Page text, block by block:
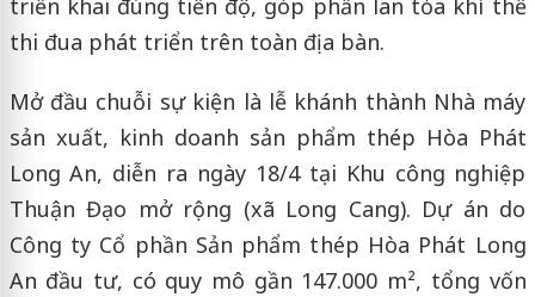
triển khai đúng tiến độ, góp phần lan tỏa khí thế
thi đua phát triển trên toàn địa bàn.
Mở đầu chuỗi sự kiện là lễ khánh thành Nhà máy
sản xuất, kinh doanh sản phẩm thép Hòa Phát
Long An, diễn ra ngày 18/4 tại Khu công nghiệp
Thuận Đạo mở rộng (xã Long Cang). Dự án do
Công ty Cổ phần Sản phẩm thép Hòa Phát Long
An đầu tư, có quy mô gần 147.000 m², tổng vốn